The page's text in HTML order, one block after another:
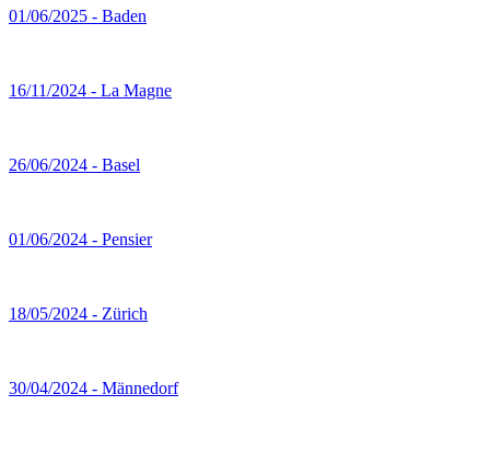
01/06/2025 - Baden
16/11/2024 - La Magne
26/06/2024 - Basel
01/06/2024 - Pensier
18/05/2024 - Zürich
30/04/2024 - Männedorf